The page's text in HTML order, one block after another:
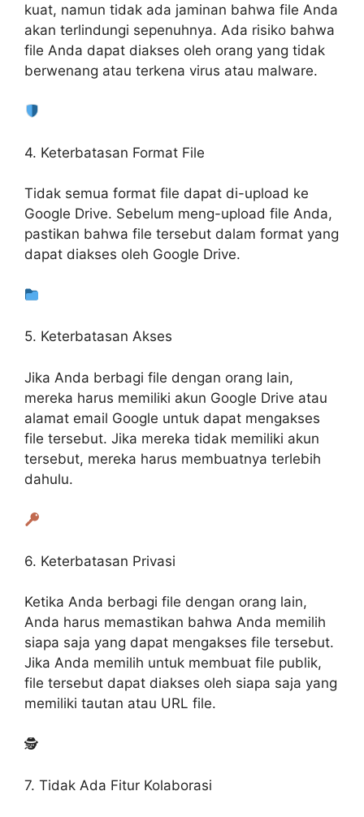
kuat, namun tidak ada jaminan bahwa file Anda
akan terlindungi sepenuhnya. Ada risiko bahwa
file Anda dapat diakses oleh orang yang tidak
berwenang atau terkena virus atau malware.
4. Keterbatasan Format File
Tidak semua format file dapat di-upload ke
Google Drive. Sebelum meng-upload file Anda,
pastikan bahwa file tersebut dalam format yang
dapat diakses oleh Google Drive.
5. Keterbatasan Akses
Jika Anda berbagi file dengan orang lain,
mereka harus memiliki akun Google Drive atau
alamat email Google untuk dapat mengakses
file tersebut. Jika mereka tidak memiliki akun
tersebut, mereka harus membuatnya terlebih
dahulu.
6. Keterbatasan Privasi
Ketika Anda berbagi file dengan orang lain,
Anda harus memastikan bahwa Anda memilih
siapa saja yang dapat mengakses file tersebut.
Jika Anda memilih untuk membuat file publik,
file tersebut dapat diakses oleh siapa saja yang
memiliki tautan atau URL file.
🕵️
7. Tidak Ada Fitur Kolaborasi